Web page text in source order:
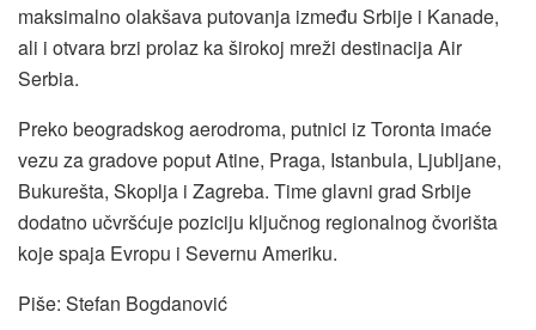
maksimalno olakšava putovanja između Srbije i Kanade,
ali i otvara brzi prolaz ka širokoj mreži destinacija Air
Serbia.
Preko beogradskog aerodroma, putnici iz Toronta imaće
vezu za gradove poput Atine, Praga, Istanbula, Ljubljane,
Bukurešta, Skoplja i Zagreba. Time glavni grad Srbije
dodatno učvršćuje poziciju ključnog regionalnog čvorišta
koje spaja Evropu i Severnu Ameriku.
Piše: Stefan Bogdanović